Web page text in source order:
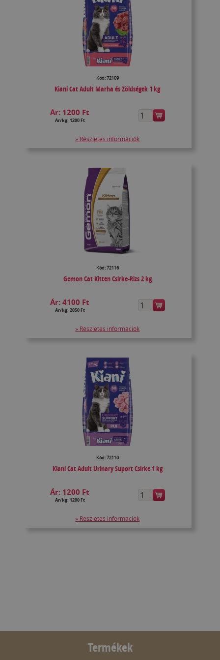
Kód: 72109
Kiani Cat Adult Marha és Zöldségek 1 kg
Ár: 1200 Ft
Ár/kg: 1200 Ft
» Részletes információk
Kód: 72116
Gemon Cat Kitten Csirke-Rizs 2 kg
Ár:4100 Ft
Ár/kg: 2050 Ft
» Részletes információk
Kód: 72110
Kiani Cat Adult Urinary Suport Csirke 1 kg
Ár: 1200 Ft
Ár/kg: 1200 Ft
» Részletes információk
Termékek